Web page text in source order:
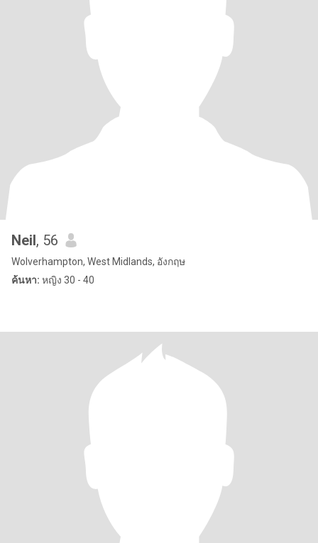
Neil, 56
Wolverhampton, West Midlands, อังกฤษ
ค้นหา: หญิง 30 - 40